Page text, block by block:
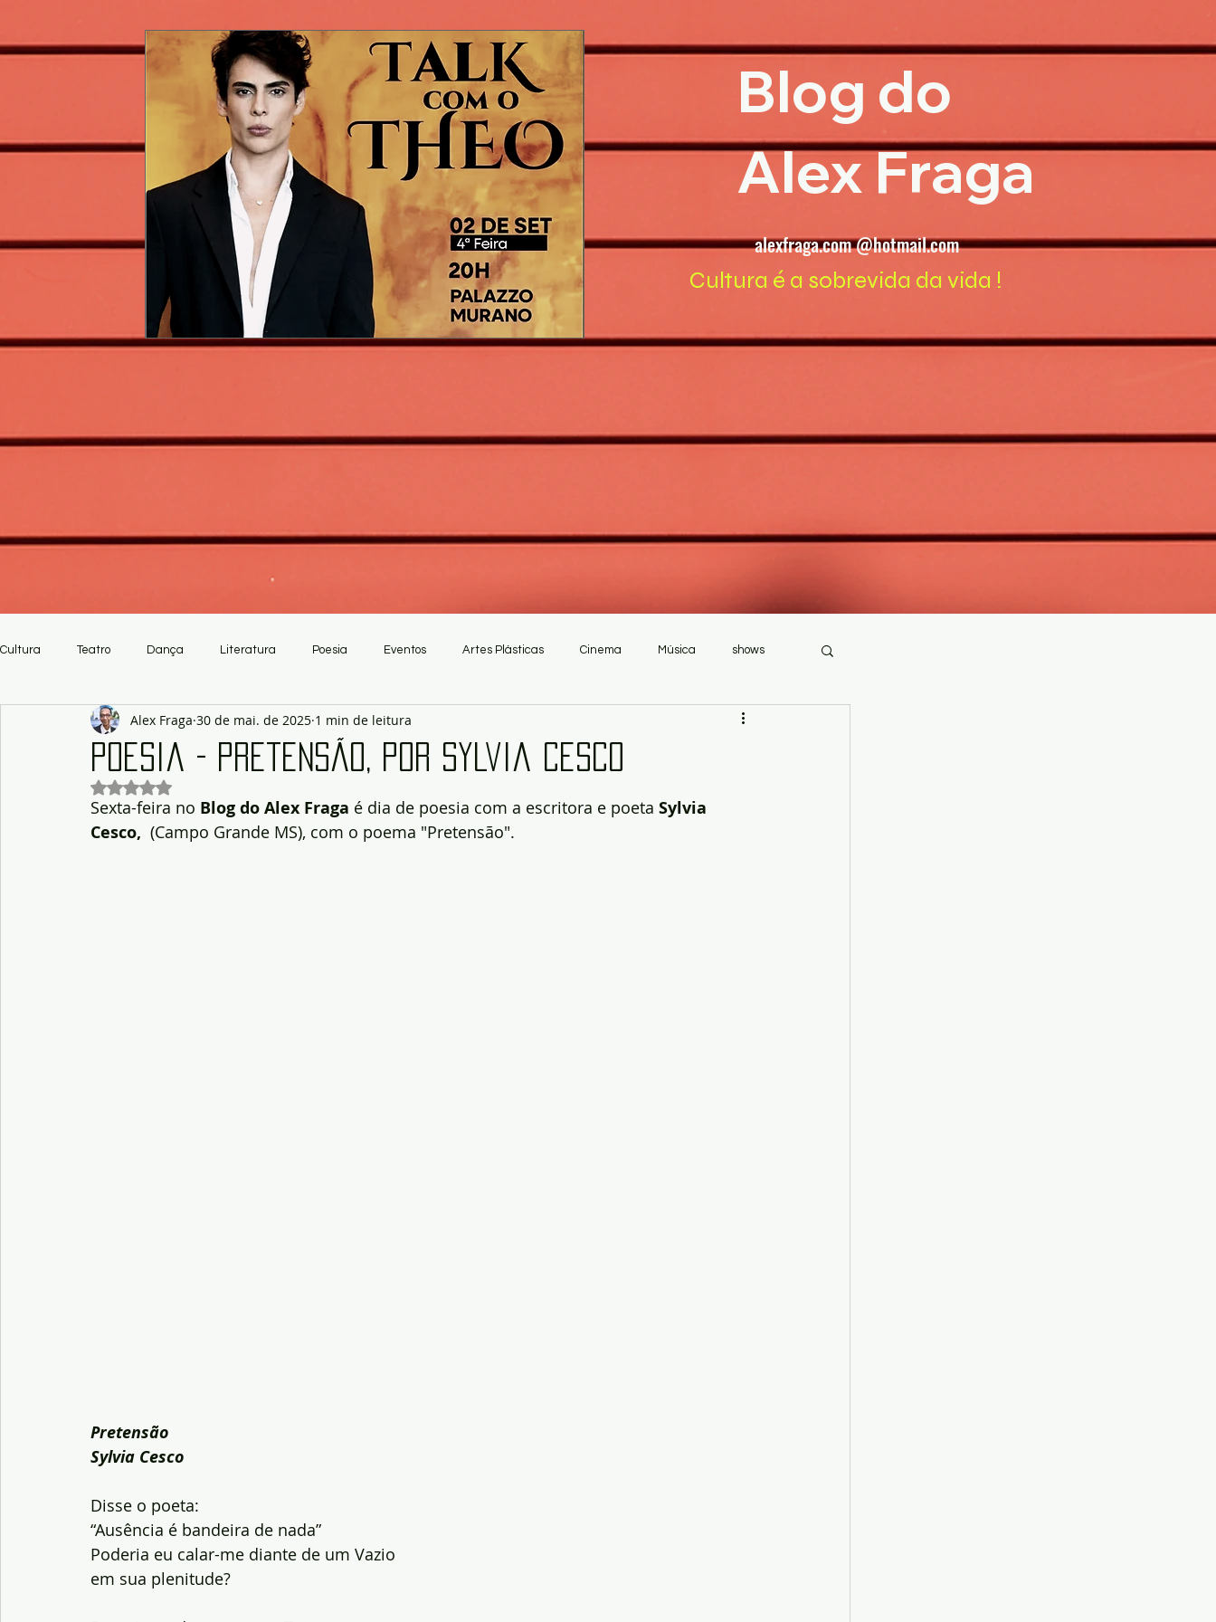
Blog do
Alex Fraga
alexfraga.com @hotmail.com
Cultura é a sobrevida da vida !
Cultura Teatro Dança Literatura Poesia Eventos Artes Plásticas Cinema Música shows
Artesanato
Poesia - Pretensão, por Sylvia Cesco
Alex Fraga 30 de mai. de 2025 1 min de leitura
Avaliado com NaN de 5 estrelas.
Sexta-feira no Blog do Alex Fraga é dia de poesia com a escritora e poeta Sylvia
Cesco, (Campo Grande MS), com o poema "Pretensão".
Pretensão
Sylvia Cesco
Disse o poeta:
“Ausência é bandeira de nada”
Poderia eu calar-me diante de um Vazio
em sua plenitude?